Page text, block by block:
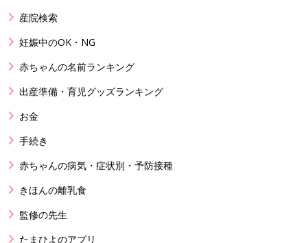
産院検索
妊娠中のOK・NG
赤ちゃんの名前ランキング
出産準備・育児グッズランキング
お金
手続き
赤ちゃんの病気・症状別・予防接種
きほんの離乳食
監修の先生
たまひよのアプリ